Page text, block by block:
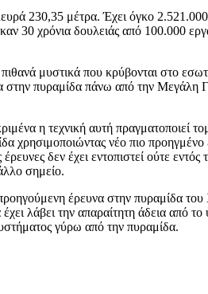
230,35 μέτρα. Έχει όγκο 2.521.000
30 χρόνια δουλειάς από 100.000
μυστικά που κρύβονται στο
πυραμίδα πάνω από την Μεγάλη
η τεχνική αυτή πραγματοποιεί
χρησιμοποιώντας νέο πιο
δεν έχει εντοπιστεί ούτε
σημείο.
έρευνα στην πυραμίδα
λάβει την απαραίτητη άδεια από
γύρω από την πυραμίδα.